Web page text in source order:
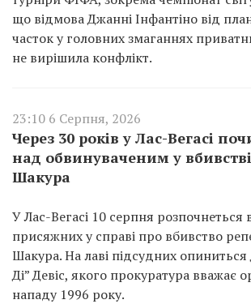
що відмова Джанні Інфантіно від
часток у головних змаганнях
не вирішила конфлікт.
23:10 6 Серпня, 2026
Через 30 років у Лас-Вегасі
над обвинуваченим у
Шакура
У Лас-Вегасі 10 серпня розпочнеться
присяжних у справі про вбивство
Шакура. На лаві підсудних опиниться
Ді” Девіс, якого прокуратура вважає
нападу 1996 року.